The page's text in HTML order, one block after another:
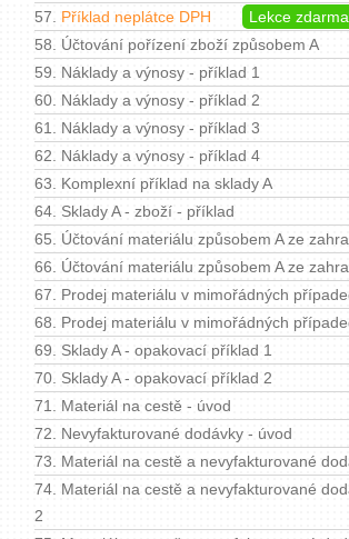
57. Příklad neplátce DPH Lekce zdarma
58. Účtování pořízení zboží způsobem A
59. Náklady a výnosy - příklad 1
60. Náklady a výnosy - příklad 2
61. Náklady a výnosy - příklad 3
62. Náklady a výnosy - příklad 4
63. Komplexní příklad na sklady A
64. Sklady A - zboží - příklad
65. Účtování materiálu způsobem A ze
66. Účtování materiálu způsobem A ze
67. Prodej materiálu v mimořádných
68. Prodej materiálu v mimořádných
69. Sklady A - opakovací příklad 1
70. Sklady A - opakovací příklad 2
71. Materiál na cestě - úvod
72. Nevyfakturované dodávky - úvod
73. Materiál na cestě a nevyfakturované
74. Materiál na cestě a nevyfakturované
2